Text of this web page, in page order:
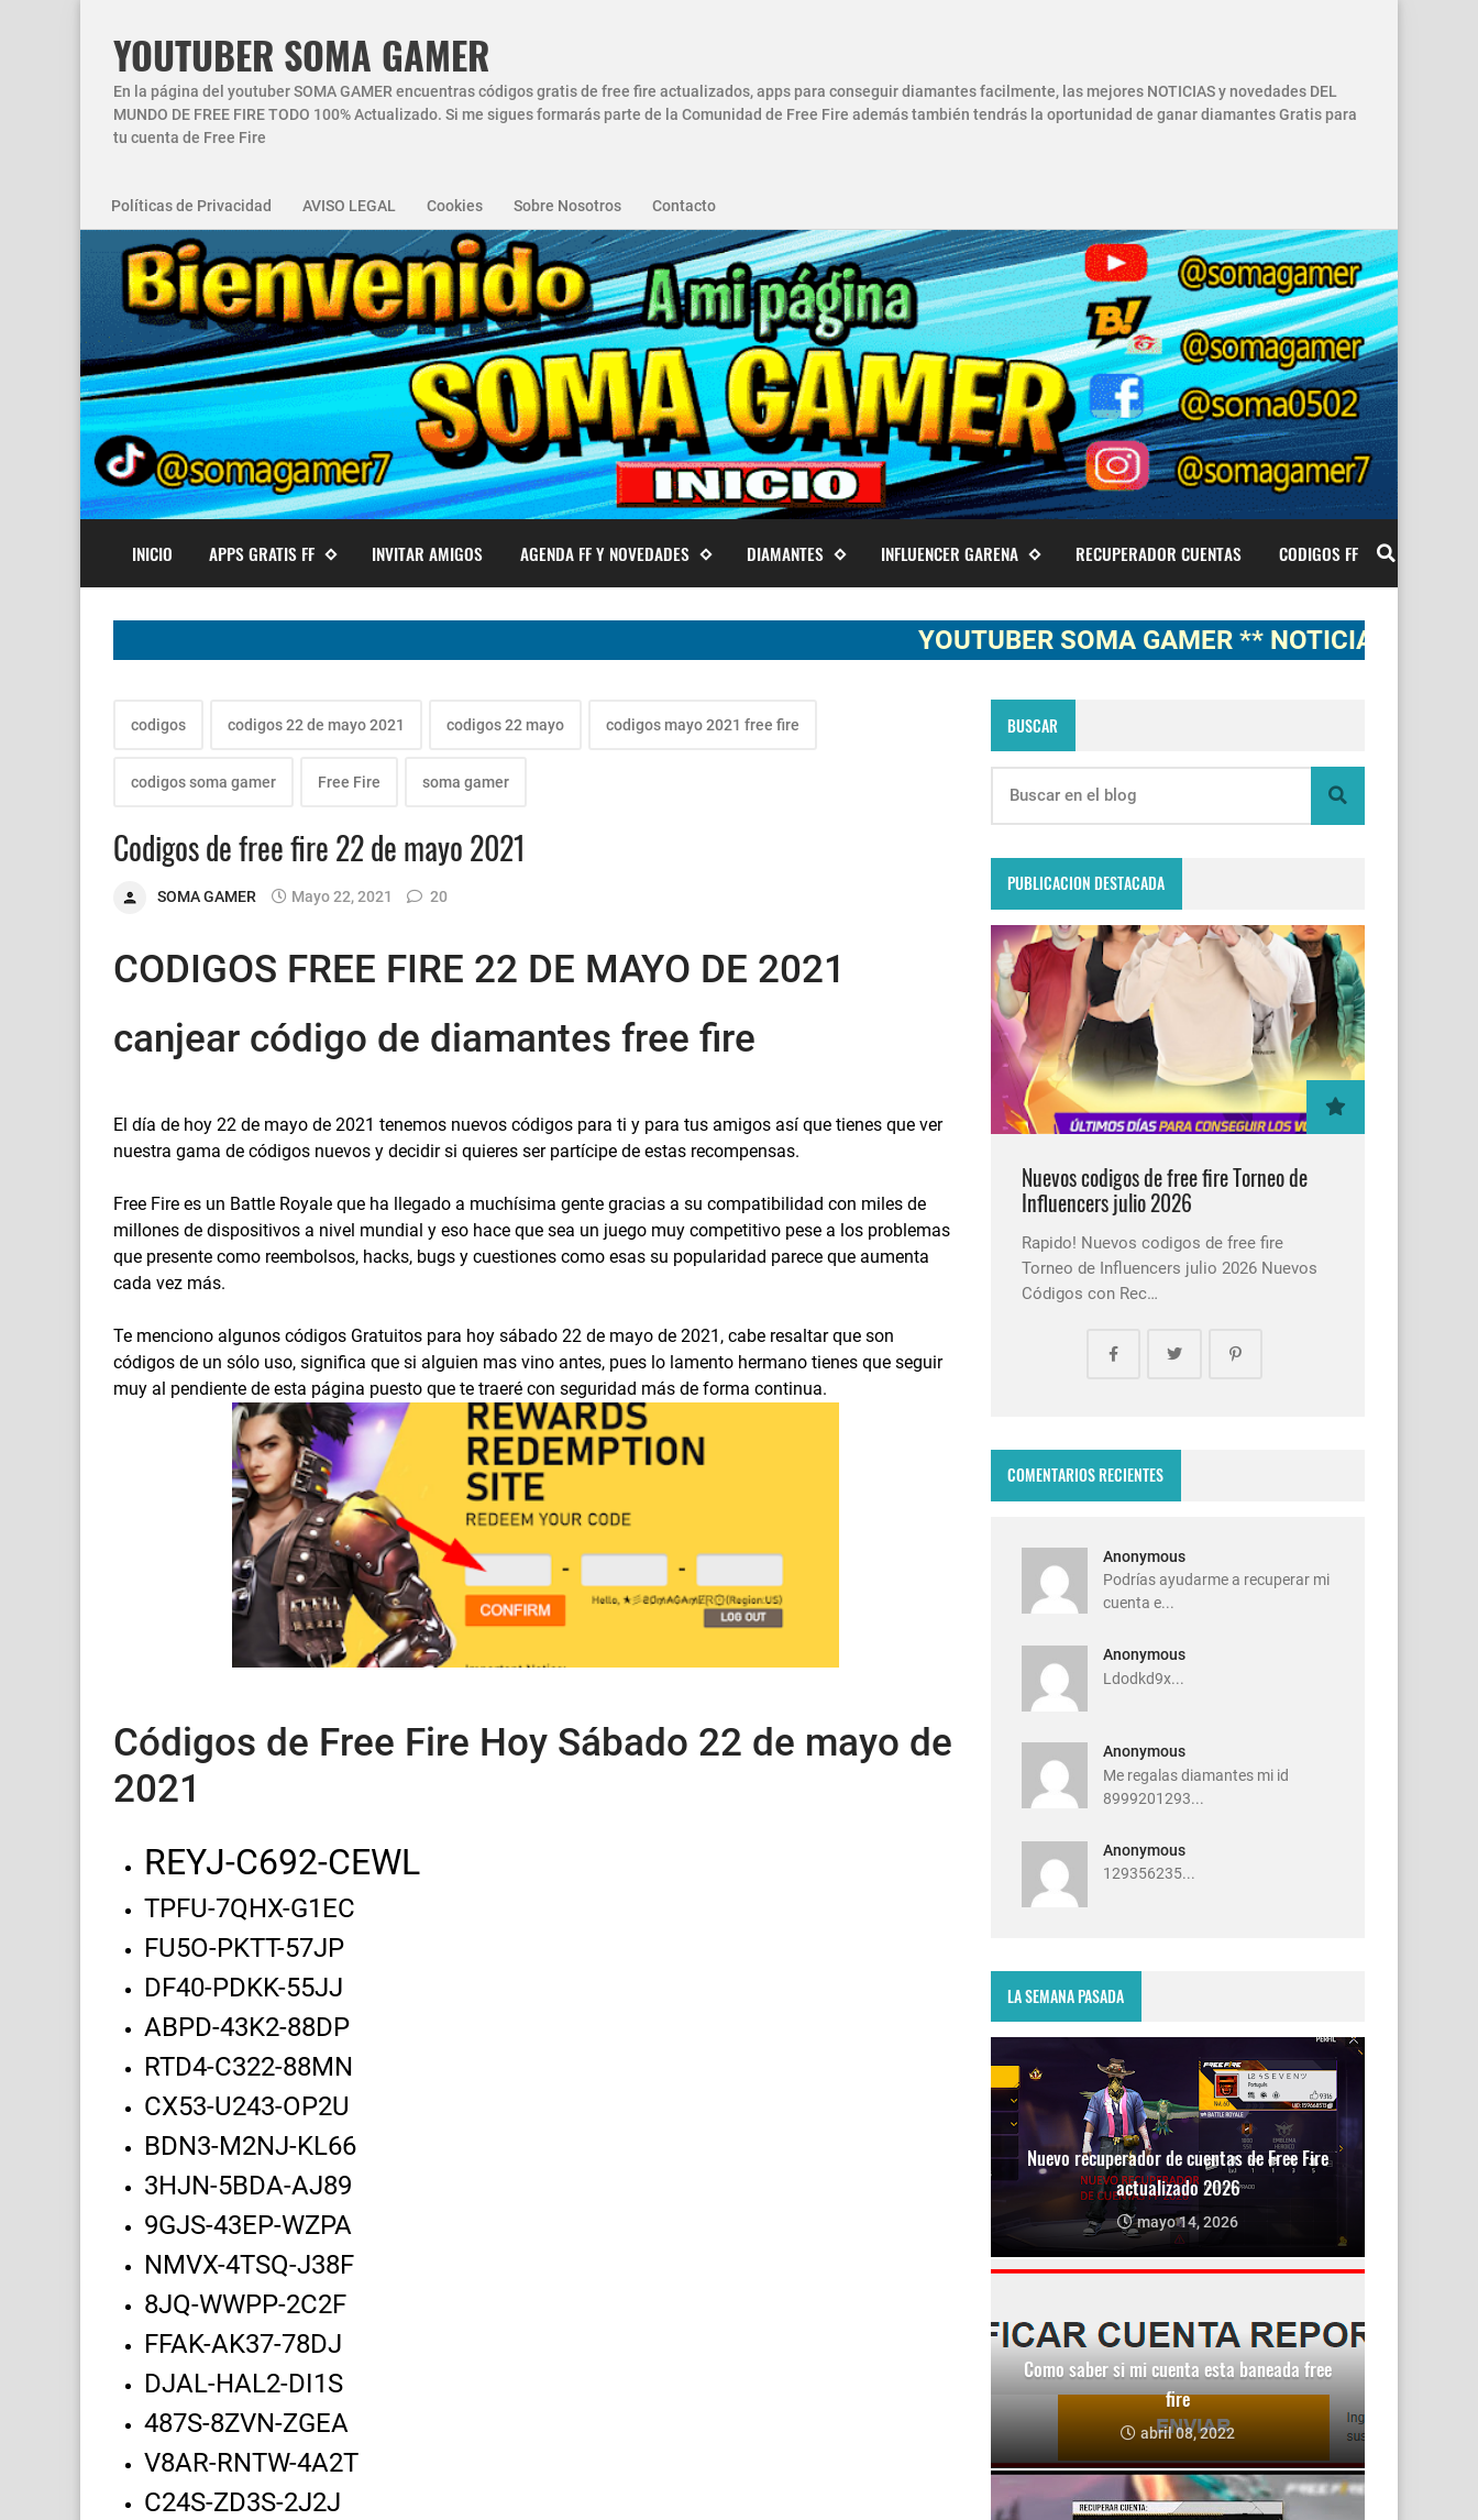
YOUTUBER SOMA GAMER
En la página del youtuber SOMA GAMER encuentras códigos gratis de free fire actualizados, apps para conseguir diamantes facilmente, las mejores NOTICIAS y novedades DEL
MUNDO DE FREE FIRE TODO 100% Actualizado. Si me sigues formarás parte de la Comunidad de Free Fire además también tendrás la oportunidad de ganar diamantes Gratis para
tu cuenta de Free Fire
Políticas de Privacidad AVISO LEGAL Cookies Sobre Nosotros Contacto
INICIO APPS GRATIS FF INVITAR AMIGOS AGENDA FF Y NOVEDADES DIAMANTES INFLUENCER GARENA RECUPERADOR CUENTAS CODIGOS FF
YOUTUBER SOMA GAMER ** NOTICIAS,
codigos codigos 22 de mayo 2021 codigos 22 mayo codigos mayo 2021 free fire
codigos soma gamer Free Fire soma gamer
Codigos de free fire 22 de mayo 2021
SOMA GAMER Mayo 22, 2021 20
CODIGOS FREE FIRE 22 DE MAYO DE 2021
canjear código de diamantes free fire
El día de hoy 22 de mayo de 2021 tenemos nuevos códigos para ti y para tus amigos así que tienes que ver
nuestra gama de códigos nuevos y decidir si quieres ser partícipe de estas recompensas.
Free Fire es un Battle Royale que ha llegado a muchísima gente gracias a su compatibilidad con miles de
millones de dispositivos a nivel mundial y eso hace que sea un juego muy competitivo pese a los problemas
que presente como reembolsos, hacks, bugs y cuestiones como esas su popularidad parece que aumenta
cada vez más.
Te menciono algunos códigos Gratuitos para hoy sábado 22 de mayo de 2021, cabe resaltar que son
códigos de un sólo uso, significa que si alguien mas vino antes, pues lo lamento hermano tienes que seguir
muy al pendiente de esta página puesto que te traeré con seguridad más de forma continua.
Códigos de Free Fire Hoy Sábado 22 de mayo de
2021
REYJ-C692-CEWL
TPFU-7QHX-G1EC
FU5O-PKTT-57JP
DF40-PDKK-55JJ
ABPD-43K2-88DP
RTD4-C322-88MN
CX53-U243-OP2U
BDN3-M2NJ-KL66
3HJN-5BDA-AJ89
9GJS-43EP-WZPA
NMVX-4TSQ-J38F
8JQ-WWPP-2C2F
FFAK-AK37-78DJ
DJAL-HAL2-DI1S
487S-8ZVN-ZGEA
V8AR-RNTW-4A2T
C24S-ZD3S-2J2J
BUSCAR
PUBLICACION DESTACADA
Nuevos codigos de free fire Torneo de
Influencers julio 2026
Rapido! Nuevos codigos de free fire
Torneo de Influencers julio 2026 Nuevos
Códigos con Rec…
COMENTARIOS RECIENTES
Anonymous
Podrías ayudarme a recuperar mi
cuenta e...
Anonymous
Ldodkd9x...
Anonymous
Me regalas diamantes mi id
8999201293...
Anonymous
129356235...
LA SEMANA PASADA
Nuevo recuperador de cuentas de Free Fire
actualizado 2026
mayo 14, 2026
Como saber si mi cuenta esta baneada free
fire
abril 08, 2022